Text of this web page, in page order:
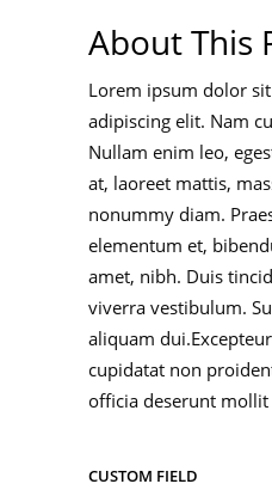
About This
Lorem ipsum dolor
adipiscing elit. Nam
Nullam enim leo,
at, laoreet mattis,
nonummy diam.
elementum et,
amet, nibh. Duis
viverra vestibulum.
aliquam
cupidatat non
officia deserunt
CUSTOM FIELD